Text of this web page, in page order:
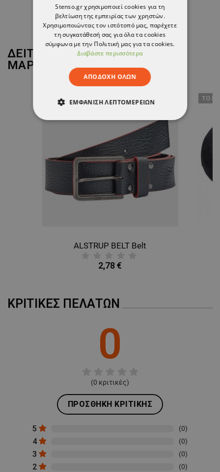
3,17 €
ΔΕΙΤΕ ΠΕΡΙΣΣΟΤΕΡΑ ΑΠΟ ΤΗ
ΜΑΡΚΑ
CERVA
ТΟ ΠΡΟΪΌΝ ΈΧΕΙ ΕΞΑΝΤΛΗΘΕΊ
ALSTRUP BELT Belt
2,78 €
ТΟ
ΚΡΙΤΙΚΈΣ ΠΕΛΑΤΏΝ
0
(0 κριτικές)
ΠΡΟΣΘΉΚΗ ΚΡΙΤΙΚΉΣ
5 (0)
4 (0)
3 (0)
2 (0)
Stenso.gr χρησιμοποιεί cookies για τη
βελτίωση της εμπειρίας των χρηστών.
Χρησιμοποιώντας τον ιστότοπό μας, παρέχετε
τη συγκατάθεσή σας για όλα τα cookies
σύμφωνα με την Πολιτική μας για τα cookies.
Διαβάστε περισσότερα
ΑΠΟΔΟΧΉ ΌΛΩΝ
ΕΜΦΆΝΙΣΗ ΛΕΠΤΟΜΕΡΕΙΏΝ
ΑΠΟΛΎΤΩΣ ΑΠΑΡΑΊΤΗΤΑ
ΑΠΌΔΟΣΗΣ ΣΤΌΧΕΥΣΗΣ
ΛΕΙΤΟΥΡΓΙΚΌΤΗΤΑΣ
ΜΗ ΤΑΞΙΝΟΜΗΜΈΝΑ